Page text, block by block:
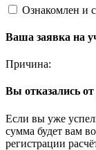
Ознакомлен и
Ваша заявка на
Причина:
Вы отказались
Если вы уже
сумма будет вам
регистрации